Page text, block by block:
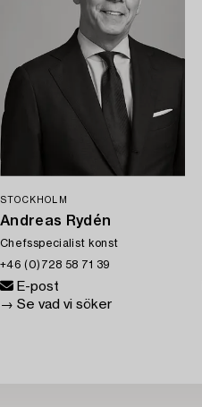
STOCKHOLM
Andreas Rydén
Chefsspecialist konst
+46 (0)728 58 71 39
E-post
→ Se vad vi söker